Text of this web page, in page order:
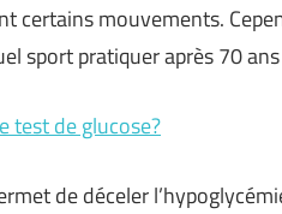
certains mouvements.
sport pratiquer après 70
test de glucose?
de déceler